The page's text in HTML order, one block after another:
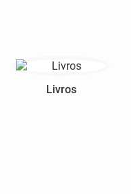
Livros